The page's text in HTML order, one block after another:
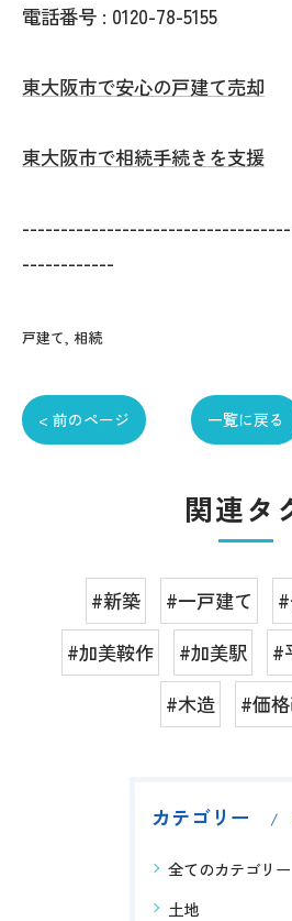
電話番号 : 0120-78-5155
東大阪市で安心の戸建て売却
東大阪市で相続手続きを支援
------------
戸建て 相続
< 前のページ 一覧に戻る
関連タ
#新築 #一戸建て
#加美鞍作
#加美駅 #
#木造
#価
カテゴリー
全てのカテゴリー
土地